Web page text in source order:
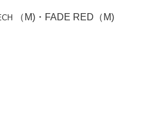
（M)・FADE RED（M)